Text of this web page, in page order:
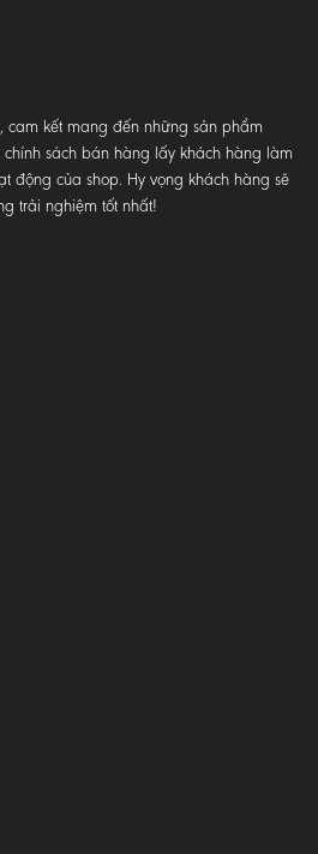
cam kết mang đến những sản phẩm
sách bán hàng lấy khách hàng làm
động của shop. Hy vọng khách hàng sẽ
trải nghiệm tốt nhất!